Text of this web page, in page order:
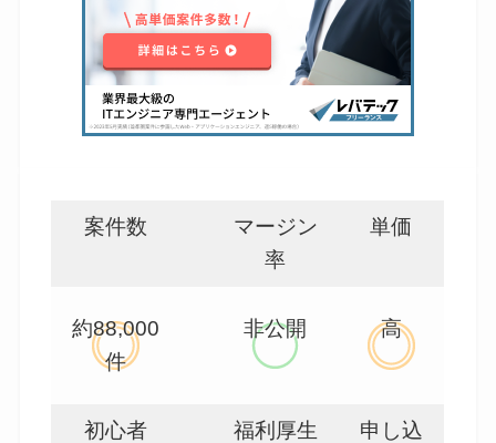
案件数
マージン
率
単価
約88,000
件
非公開 高
初心者 福利厚生
申し込